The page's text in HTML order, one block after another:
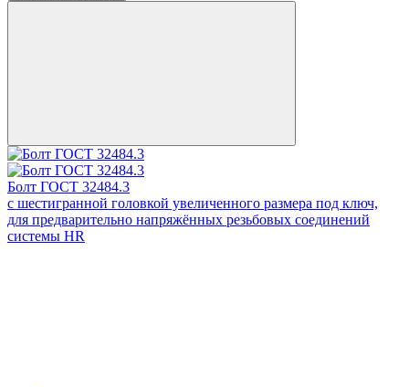
Болт ГОСТ 32484.3
с шестигранной головкой увеличенного размера под ключ,
для предварительно напряжённых резьбовых соединений
системы HR